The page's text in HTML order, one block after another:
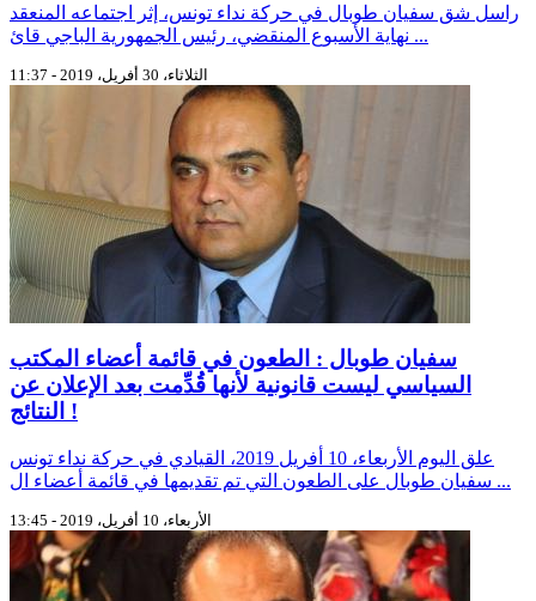
راسل شق سفيان طوبال في حركة نداء تونس، إثر اجتماعه المنعقد
نهاية الأسبوع المنقضي، رئيس الجمهورية الباجي قائ ...
الثلاثاء، 30 أفريل، 2019 - 11:37
سفيان طوبال : الطعون في قائمة أعضاء المكتب
السياسي ليست قانونية لأنها قُدِّمت بعد الإعلان عن
النتائج !
علق اليوم الأربعاء، 10 أفريل 2019، القيادي في حركة نداء تونس
سفيان طوبال على الطعون التي تم تقديمها في قائمة أعضاء ال ...
الأربعاء، 10 أفريل، 2019 - 13:45